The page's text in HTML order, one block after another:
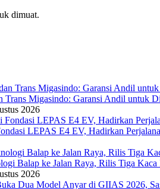
dimuat.
Trans Migasindo: Garansi Andil untuk
2026
LEPAS E4 EV, Hadirkan
Balap ke Jalan Raya, Rilis Tiga
2026